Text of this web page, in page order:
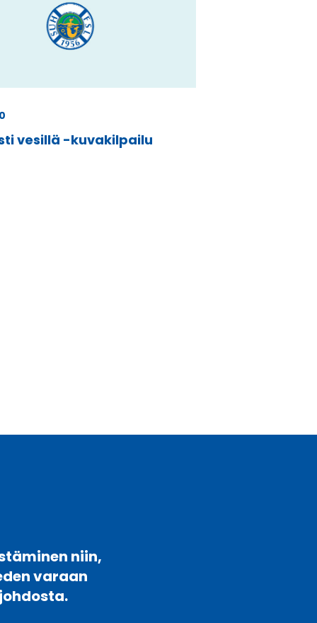
vesillä -kuvakilpailu
niin,
varaan